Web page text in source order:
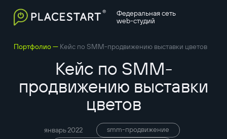
Федеральная сеть
web-студий
Портфолио— Кейс по SMM-продвижению выставки цветов
Кейс по SMM-
продвижению выставки
цветов
январь 2022
smm-продвижение